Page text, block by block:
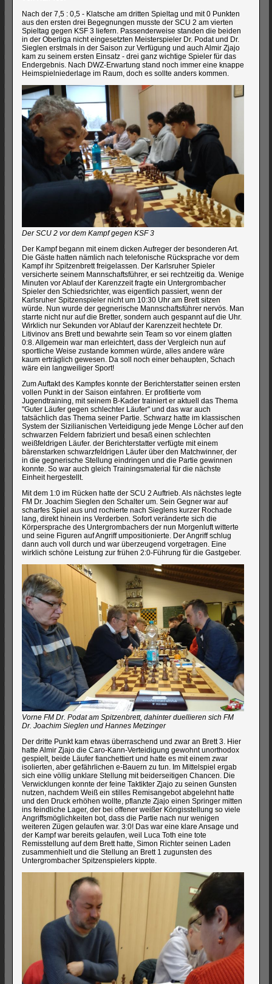
Nach der 7,5 : 0,5 - Klatsche am dritten Spieltag und mit 0 Punkten
aus den ersten drei Begegnungen musste der SCU 2 am vierten
Spieltag gegen KSF 3 liefern. Passenderweise standen die beiden
in der Oberliga nicht eingesetzten Meisterspieler Dr. Podat und Dr.
Sieglen erstmals in der Saison zur Verfügung und auch Almir Zjajo
kam zu seinem ersten Einsatz - drei ganz wichtige Spieler für das
Endergebnis. Nach DWZ-Erwartung stand noch immer eine knappe
Heimspielniederlage im Raum, doch es sollte anders kommen.
Der SCU 2 vor dem Kampf gegen KSF 3
Der Kampf begann mit einem dicken Aufreger der besonderen Art.
Die Gäste hatten nämlich nach telefonische Rücksprache vor dem
Kampf ihr Spitzenbrett freigelassen. Der Karlsruher Spieler
versicherte seinem Mannschaftsführer, er sei rechtzeitig da. Wenige
Minuten vor Ablauf der Karenzzeit fragte ein Untergrombacher
Spieler den Schiedsrichter, was eigentlich passiert, wenn der
Karlsruher Spitzenspieler nicht um 10:30 Uhr am Brett sitzen
würde. Nun wurde der gegnerische Mannschaftsführer nervös. Man
starrte nicht nur auf die Bretter, sondern auch gespannt auf die Uhr.
Wirklich nur Sekunden vor Ablauf der Karenzzeit hechtete Dr.
Litivinov ans Brett und bewahrte sein Team so vor einem glatten
0:8. Allgemein war man erleichtert, dass der Vergleich nun auf
sportliche Weise zustande kommen würde, alles andere wäre
kaum erträglich gewesen. Da soll noch einer behaupten, Schach
wäre ein langweiliger Sport!
Zum Auftakt des Kampfes konnte der Berichterstatter seinen ersten
vollen Punkt in der Saison einfahren. Er profitierte vom
Jugendtraining, mit seinem B-Kader trainiert er aktuell das Thema
"Guter Läufer gegen schlechter Läufer" und das war auch
tatsächlich das Thema seiner Partie. Schwarz hatte im klassischen
System der Sizilianischen Verteidigung jede Menge Löcher auf den
schwarzen Feldern fabriziert und besaß einen schlechten
weißfeldrigen Läufer. der Berichterstatter verfügte mit einem
bärenstarken schwarzfeldrigen Läufer über den Matchwinner, der
in die gegnerische Stellung eindringen und die Partie gewinnen
konnte. So war auch gleich Trainingsmaterial für die nächste
Einheit hergestellt.
Mit dem 1:0 im Rücken hatte der SCU 2 Auftrieb. Als nächstes legte
FM Dr. Joachim Sieglen den Schalter um. Sein Gegner war auf
scharfes Spiel aus und rochierte nach Sieglens kurzer Rochade
lang, direkt hinein ins Verderben. Sofort veränderte sich die
Körpersprache des Untergrombachers der nun Morgenluft witterte
und seine Figuren auf Angriff umpositionierte. Der Angriff schlug
dann auch voll durch und war überzeugend vorgetragen. Eine
wirklich schöne Leistung zur frühen 2:0-Führung für die Gastgeber.
Vorne FM Dr. Podat am Spitzenbrett, dahinter duellieren sich FM
Dr. Joachim Sieglen und Hannes Metzinger
Der dritte Punkt kam etwas überraschend und zwar an Brett 3. Hier
hatte Almir Zjajo die Caro-Kann-Verteidigung gewohnt unorthodox
gespielt, beide Läufer fianchettiert und hatte es mit einem zwar
isolierten, aber gefährlichen e-Bauern zu tun. Im Mittelspiel ergab
sich eine völlig unklare Stellung mit beiderseitigen Chancen. Die
Verwicklungen konnte der feine Taktikter Zjajo zu seinen Gunsten
nutzen, nachdem Weiß ein stilles Remisangebot abgelehnt hatte
und den Druck erhöhen wollte, pflanzte Zjajo einen Springer mitten
ins feindliche Lager, der bei offener weißer Köngisstellung so viele
Angriffsmöglichkeiten bot, dass die Partie nach nur wenigen
weiteren Zügen gelaufen war. 3:0! Das war eine klare Ansage und
der Kampf war bereits gelaufen, weil Luca Toth eine tote
Remisstellung auf dem Brett hatte, Simon Richter seinen Laden
zusammenhielt und die Stellung an Brett 1 zugunsten des
Untergrombacher Spitzenspielers kippte.